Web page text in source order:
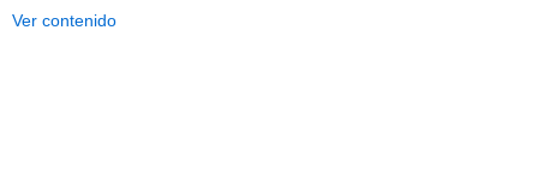
Ver contenido